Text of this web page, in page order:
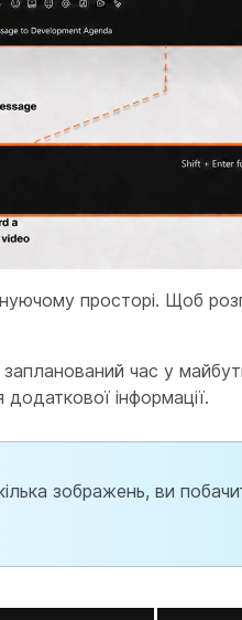
просторі. Щоб
час у
інформації.
зображень, ви